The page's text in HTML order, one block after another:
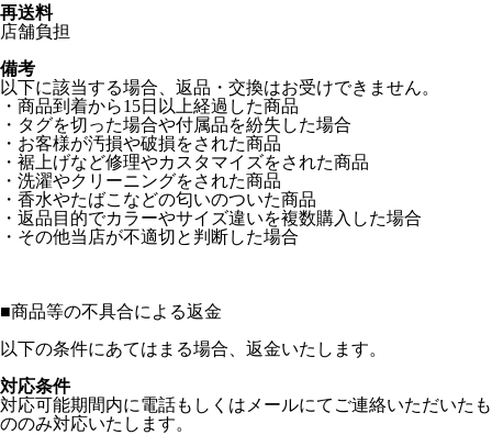
再送料
店舗負担
備考
以下に該当する場合、返品・交換はお受けできません。
・商品到着から15日以上経過した商品
・タグを切った場合や付属品を紛失した場合
・お客様が汚損や破損をされた商品
・裾上げなど修理やカスタマイズをされた商品
・洗濯やクリーニングをされた商品
・香水やたばこなどの匂いのついた商品
・返品目的でカラーやサイズ違いを複数購入した場合
・その他当店が不適切と判断した場合
■商品等の不具合による返金
以下の条件にあてはまる場合、返金いたします。
対応条件
対応可能期間内に電話もしくはメールにてご連絡いただいたも
ののみ対応いたします。